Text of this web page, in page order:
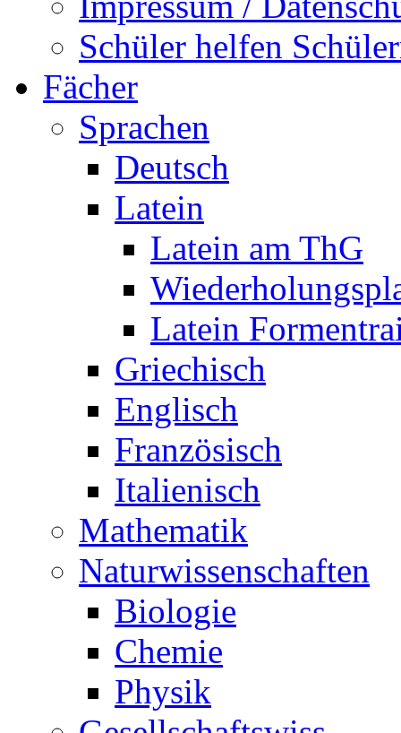
Schüler helfen
Fächer
Sprachen
Deutsch
Latein
Latein am ThG
Latein
Griechisch
Englisch
Französisch
Italienisch
Mathematik
Naturwissenschaften
Biologie
Chemie
Physik